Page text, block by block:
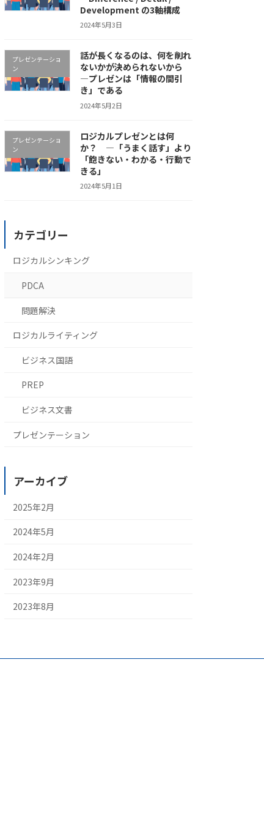
Development の3軸構成
2024年5月3日
プレゼンテーショ
ン
話が長くなるのは、何を削れ
ないかが決められないから
―プレゼンは「情報の間引
き」である
2024年5月2日
プレゼンテーショ
ン
ロジカルプレゼンとは何
か？ ―「うまく話す」より
「飽きない・わかる・行動で
きる」
2024年5月1日
カテゴリー
ロジカルシンキング
PDCA
問題解決
ロジカルライティング
ビジネス国語
PREP
ビジネス文書
プレゼンテーション
アーカイブ
2025年2月
2024年5月
2024年2月
2023年9月
2023年8月